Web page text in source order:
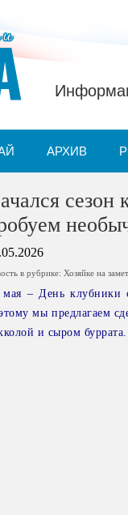
АРХИВ
сезон
в рубрике:Хозяйке на
– День клубники
мы предлагаем
и сыром буррата.